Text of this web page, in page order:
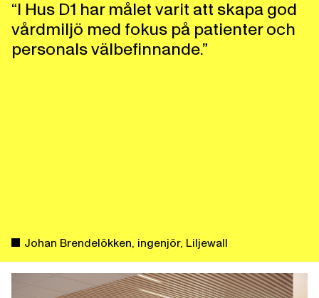
“I Hus D1 har målet varit att skapa god
vårdmiljö med fokus på patienter och
personals välbefinnande.”
Johan Brendelökken, ingenjör, Liljewall